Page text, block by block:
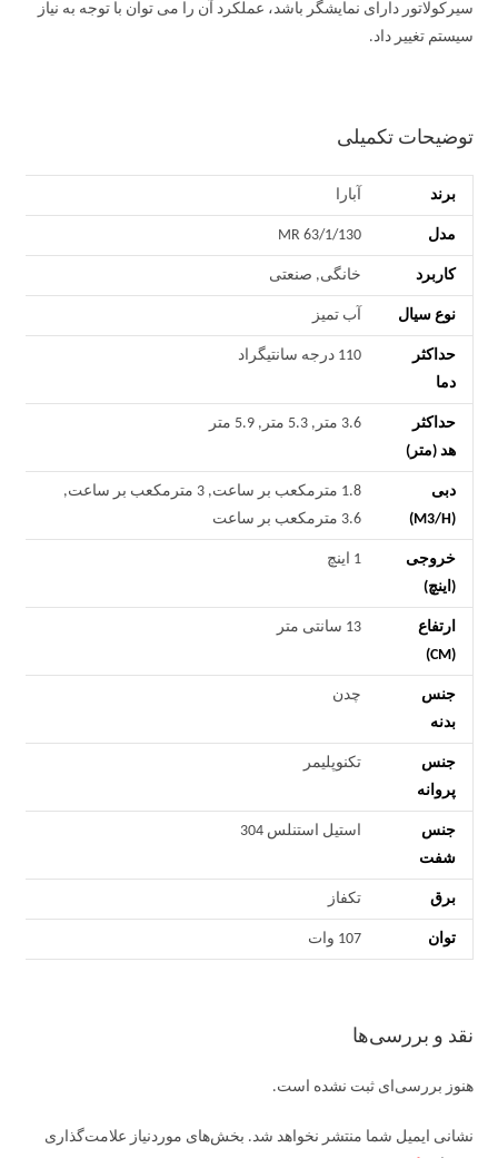
سیرکولاتور دارای نمایشگر باشد، عملکرد آن را می توان با توجه به نیاز
سیستم تغییر داد.
توضیحات تکمیلی
برند آبارا
مدل MR 63/1/130
کاربرد خانگی, صنعتی
نوع سیال آب تمیز
حداکثر
دما
110 درجه سانتیگراد
حداکثر
هد (متر)
3.6 متر, 5.3 متر, 5.9 متر
دبی
(M3/H)
1.8 مترمکعب بر ساعت, 3 مترمکعب بر ساعت,
3.6 مترمکعب بر ساعت
خروجی
(اینچ)
1 اینچ
ارتفاع
(CM)
13 سانتی متر
جنس
بدنه
چدن
جنس
پروانه
تکنوپلیمر
جنس
شفت
استیل استنلس 304
برق تکفاز
توان 107 وات
نقد و بررسی‌ها
هنوز بررسی‌ای ثبت نشده است.
نشانی ایمیل شما منتشر نخواهد شد. بخش‌های موردنیاز علامت‌گذاری